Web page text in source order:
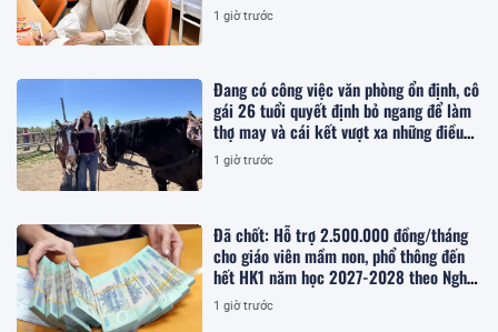
lòng sau ngày biết kết quả
1 giờ trước
Đang có công việc văn phòng ổn định, cô
gái 26 tuổi quyết định bỏ ngang để làm
thợ may và cái kết vượt xa những điều
cô từng nghĩ
1 giờ trước
Đã chốt: Hỗ trợ 2.500.000 đồng/tháng
cho giáo viên mầm non, phổ thông đến
hết HK1 năm học 2027-2028 theo Nghị
quyết 19, cụ thể khi thuộc trường hợp
nào?
1 giờ trước